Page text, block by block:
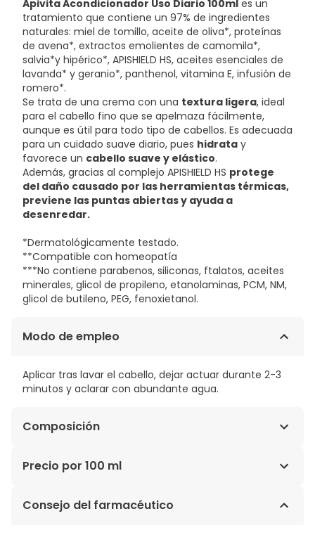
Apivita Acondicionador Uso Diario 100ml es un
tratamiento que contiene un 97% de ingredientes
naturales: miel de tomillo, aceite de oliva*, proteínas
de avena*, extractos emolientes de camomila*,
salvia*y hipérico*, APISHIELD HS, aceites esenciales de
lavanda* y geranio*, panthenol, vitamina E, infusión de
romero*.
Se trata de una crema con una textura ligera, ideal
para el cabello fino que se apelmaza fácilmente,
aunque es útil para todo tipo de cabellos. Es adecuada
para un cuidado suave diario, pues hidrata y
favorece un cabello suave y elástico.
Además, gracias al complejo APISHIELD HS protege
del daño causado por las herramientas térmicas,
previene las puntas abiertas y ayuda a
desenredar.
*Dermatológicamente testado.
**Compatible con homeopatía
***No contiene parabenos, siliconas, ftalatos, aceites
minerales, glicol de propileno, etanolaminas, PCM, NM,
glicol de butileno, PEG, fenoxietanol.
Modo de empleo
Aplicar tras lavar el cabello, dejar actuar durante 2-3
minutos y aclarar con abundante agua.
Composición
Aqua/Water/Eau**, Glycerin, Isoamyl Laurate,
(Rosemary) Leaf* Extract, Hydrolyzed Hyaluronic Acid,
Precio por 100 ml
14,29€ / 100 ml
Consejo del farmacéutico